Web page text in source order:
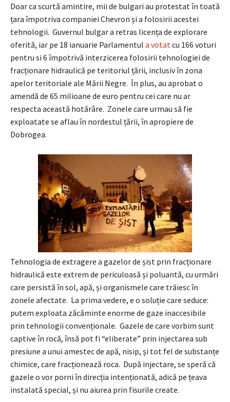
Doar ca scurtă amintire, mii de bulgari au protestat în toată
țara împotriva companiei Chevron și a folosirii acestei
tehnologii. Guvernul bulgar a retras licența de explorare
oferită, iar pe 18 ianuarie Parlamentul a votat cu 166 voturi
pentru si 6 împotrivă interzicerea folosirii tehnologiei de
fracționare hidraulică pe teritoriul țării, inclusiv în zona
apelor teritoriale ale Mării Negre. În plus, au aprobat o
amendă de 65 milioane de euro pentru cei care nu ar
respecta această hotărâre. Zonele care urmau să fie
exploatate se aflau în nordestul țării, în apropiere de
Dobrogea.
Tehnologia de extragere a gazelor de șist prin fracționare
hidraulică este extrem de periculoasă și poluantă, cu urmări
care persistă în sol, apă, și organismele care trăiesc în
zonele afectate. La prima vedere, e o soluție care seduce:
putem exploata zăcăminte enorme de gaze inaccesibile
prin tehnologii convenționale. Gazele de care vorbim sunt
captive în rocă, însă pot fi “eliberate” prin injectarea sub
presiune a unui amestec de apă, nisip, și tot fel de substanțe
chimice, care fracționează roca. După injectare, se speră că
gazele o vor porni în direcția intenționată, adică pe țeava
instalată special, și nu aiurea prin fisurile create.